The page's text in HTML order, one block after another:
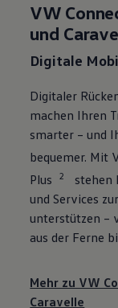
VW
und
Digitale
Digitaler
machen Ihren
smarter – und
bequemer. Mit
Plus
2
stehen
und Services
unterstützen –
aus der Ferne
Mehr zu VW
Caravelle